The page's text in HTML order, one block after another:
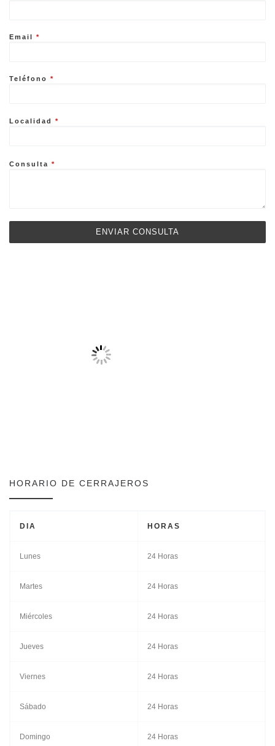
Email *
Teléfono *
Localidad *
Consulta *
HORARIO DE CERRAJEROS
DIA HORAS
Lunes 24 Horas
Martes 24 Horas
Miércoles 24 Horas
Jueves 24 Horas
Viernes 24 Horas
Sábado 24 Horas
Domingo 24 Horas